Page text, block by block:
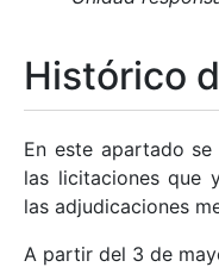
Mostrar/Ocultar
Mostrar/Ocultar
Histórico
En este apartado
las licitaciones que
las adjudicaciones
A partir del 3 de